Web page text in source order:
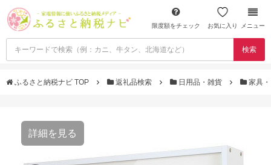
限度額をチェック お気に入り メニュー
検索
ふるさと納税ナビ TOP 返礼品検索 日用品・雑貨 家具
詳細を見る